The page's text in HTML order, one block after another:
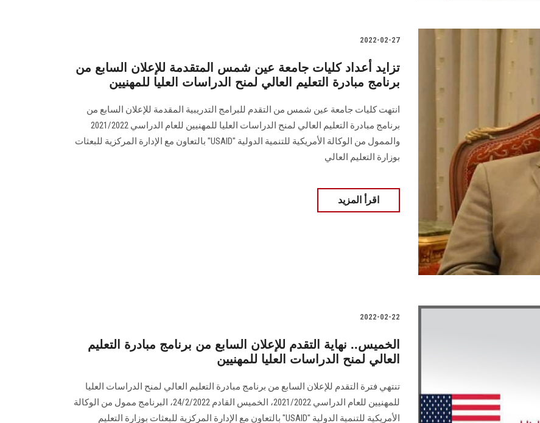
2022-02-27
تزايد أعداد كليات جامعة عين شمس المتقدمة للإعلان السابع من
برنامج مبادرة التعليم العالي لمنح الدراسات العليا للمهنيين
انتهت كليات جامعة عين شمس من التقدم للبرامج التدريبية المقدمة للإعلان السابع من
برنامج مبادرة التعليم العالي لمنح الدراسات العليا للمهنيين للعام الدراسي 2021/2022
والممول من الوكالة الأمريكية للتنمية الدولية "USAID" بالتعاون مع الإدارة المركزية للبعثات
بوزارة التعليم العالي
اقرأ المزيد
2022-02-22
الخميس.. نهاية التقدم للإعلان السابع من برنامج مبادرة التعليم
العالي لمنح الدراسات العليا للمهنيين
تنتهي فترة التقدم للإعلان السابع من برنامج مبادرة التعليم العالي لمنح الدراسات العليا
للمهنيين للعام الدراسي 2021/2022، الخميس القادم 24/2/2022، البرنامج ممول من الوكالة
الأمريكية للتنمية الدولية "USAID" بالتعاون مع الإدارة المركزية للبعثات بوزارة التعليم